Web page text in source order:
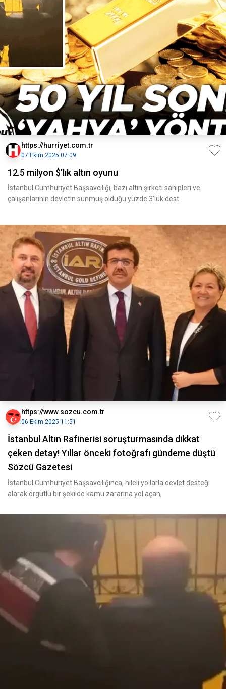
https://hurriyet.com.tr
07 Ekim 2025 07:09
12.5 milyon $’lık altın oyunu
İstanbul Cumhuriyet Başsavcılığı, bazı altın şirketi sahipleri ve
çalışanlarının devletin sunmuş olduğu yüzde 3’lük dest
https://www.sozcu.com.tr
06 Ekim 2025 11:51
İstanbul Altın Rafinerisi soruşturmasında dikkat
çeken detay! Yıllar önceki fotoğrafı gündeme düştü
Sözcü Gazetesi
İstanbul Cumhuriyet Başsavcılığınca, hileli yollarla devlet desteği
alarak örgütlü bir şekilde kamu zararına yol açan,